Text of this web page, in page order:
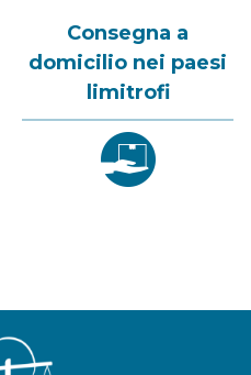
Consegna a
domicilio nei paesi
limitrofi